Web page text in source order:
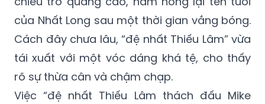
của Nhất Long sau một thời gian vắng bóng.
Cách đây chưa lâu, “đệ nhất Thiếu Lâm” vừa
tái xuất với một vóc dáng khá tệ, cho thấy
rõ sự thừa cân và chậm chạp.
Việc “đệ nhất Thiếu Lâm thách đấu Mike